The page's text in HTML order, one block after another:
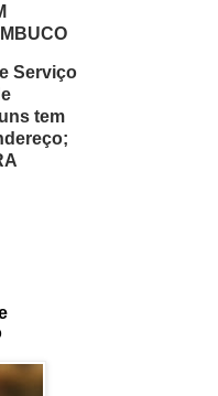
Serviço
tem